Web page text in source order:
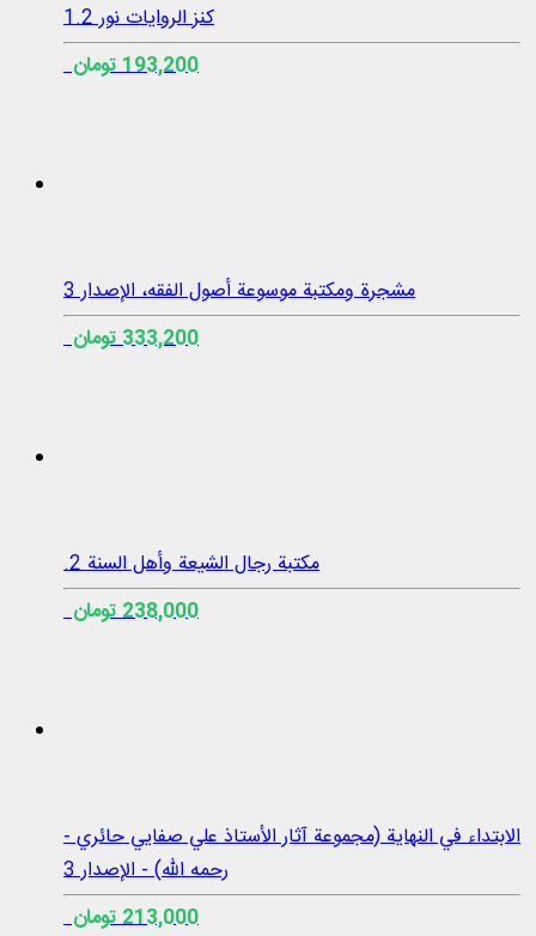
كنز الروايات نور 1.2
193,200 تومان
مشجرة ومكتبة موسوعة أصول الفقه، الإصدار 3
333,200 تومان
مكتبة رجال الشيعة وأهل السنة 2.
238,000 تومان
الابتداء في النهاية (مجموعة آثار الأستاذ علي صفايي حائري -
رحمه الله) - الإصدار 3
213,000 تومان